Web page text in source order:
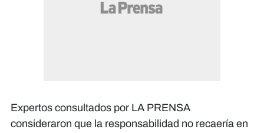
Expertos consultados por LA PRENSA
consideraron que la responsabilidad no recaería en